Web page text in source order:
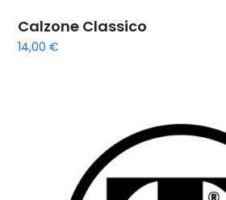
Calzone Classico
14,00€